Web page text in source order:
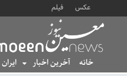
عکس فیلم
خانه آخرین اخبار ایران